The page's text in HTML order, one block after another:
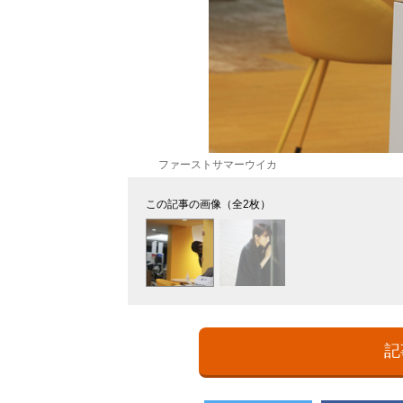
ファーストサマーウイカ
この記事の画像（全2枚）